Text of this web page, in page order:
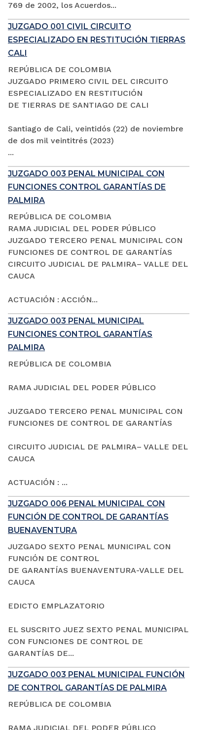
769 de 2002, los Acuerdos...
JUZGADO 001 CIVIL CIRCUITO
ESPECIALIZADO EN RESTITUCIÓN TIERRAS
CALI
REPÚBLICA DE COLOMBIA
JUZGADO PRIMERO CIVIL DEL CIRCUITO
ESPECIALIZADO EN RESTITUCIÓN
DE TIERRAS DE SANTIAGO DE CALI
Santiago de Cali, veintidós (22) de noviembre
de dos mil veintitrés (2023)
...
JUZGADO 003 PENAL MUNICIPAL CON
FUNCIONES CONTROL GARANTÍAS DE
PALMIRA
REPÚBLICA DE COLOMBIA
RAMA JUDICIAL DEL PODER PÚBLICO
JUZGADO TERCERO PENAL MUNICIPAL CON
FUNCIONES DE CONTROL DE GARANTÍAS
CIRCUITO JUDICIAL DE PALMIRA– VALLE DEL
CAUCA
ACTUACIÓN : ACCIÓN...
JUZGADO 003 PENAL MUNICIPAL
FUNCIONES CONTROL GARANTÍAS
PALMIRA
REPÚBLICA DE COLOMBIA
RAMA JUDICIAL DEL PODER PÚBLICO
JUZGADO TERCERO PENAL MUNICIPAL CON
FUNCIONES DE CONTROL DE GARANTÍAS
CIRCUITO JUDICIAL DE PALMIRA– VALLE DEL
CAUCA
ACTUACIÓN : ...
JUZGADO 006 PENAL MUNICIPAL CON
FUNCIÓN DE CONTROL DE GARANTÍAS
BUENAVENTURA
JUZGADO SEXTO PENAL MUNICIPAL CON
FUNCIÓN DE CONTROL
DE GARANTÍAS BUENAVENTURA-VALLE DEL
CAUCA
EDICTO EMPLAZATORIO
EL SUSCRITO JUEZ SEXTO PENAL MUNICIPAL
CON FUNCIONES DE CONTROL DE
GARANTÍAS DE...
JUZGADO 003 PENAL MUNICIPAL FUNCIÓN
DE CONTROL GARANTÍAS DE PALMIRA
REPÚBLICA DE COLOMBIA
RAMA JUDICIAL DEL PODER PÚBLICO